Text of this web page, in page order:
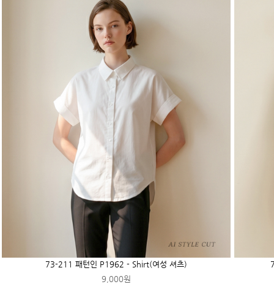
73-211 패턴인 P1962 - Shirt(여성 셔츠)
9,000원